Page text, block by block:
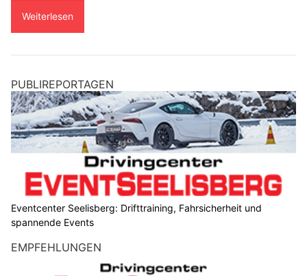
Weiterlesen
PUBLIREPORTAGEN
Eventcenter Seelisberg: Drifttraining, Fahrsicherheit und
spannende Events
EMPFEHLUNGEN